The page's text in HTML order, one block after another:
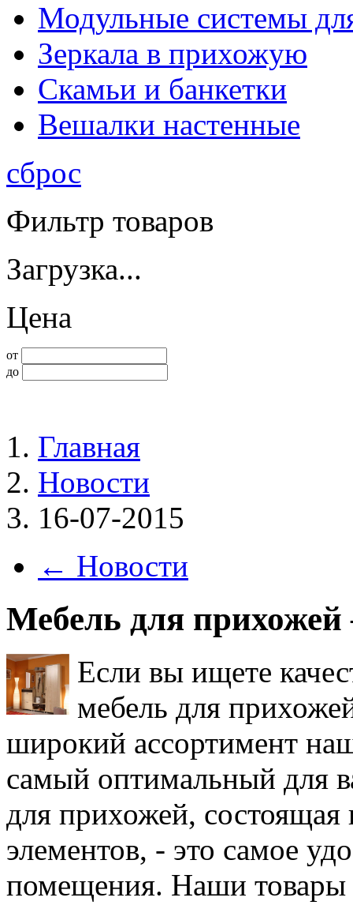
Модульные системы
Зеркала в прихожую
Скамьи и банкетки
Вешалки настенные
сброс
Фильтр товаров
Загрузка...
Цена
от
до
Главная
Новости
16-07-2015
← Новости
Мебель для прихожей
Если вы ищете
мебель для
широкий ассортимент
самый оптимальный для
для прихожей,
элементов, - это самое
помещения. Наши товары